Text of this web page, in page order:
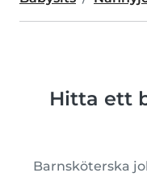
Hitta ett
Barnsköterska